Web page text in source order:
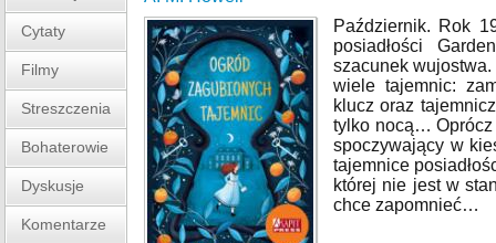
Cytaty
Filmy
Streszczenia
Bohaterowie
Dyskusje
Komentarze
Październik. Rok
posiadłości
szacunek wujostwa.
wiele tajemnic:
klucz oraz
tylko nocą… Oprócz
spoczywający w
tajemnice
której nie jest w
chce zapomnieć…